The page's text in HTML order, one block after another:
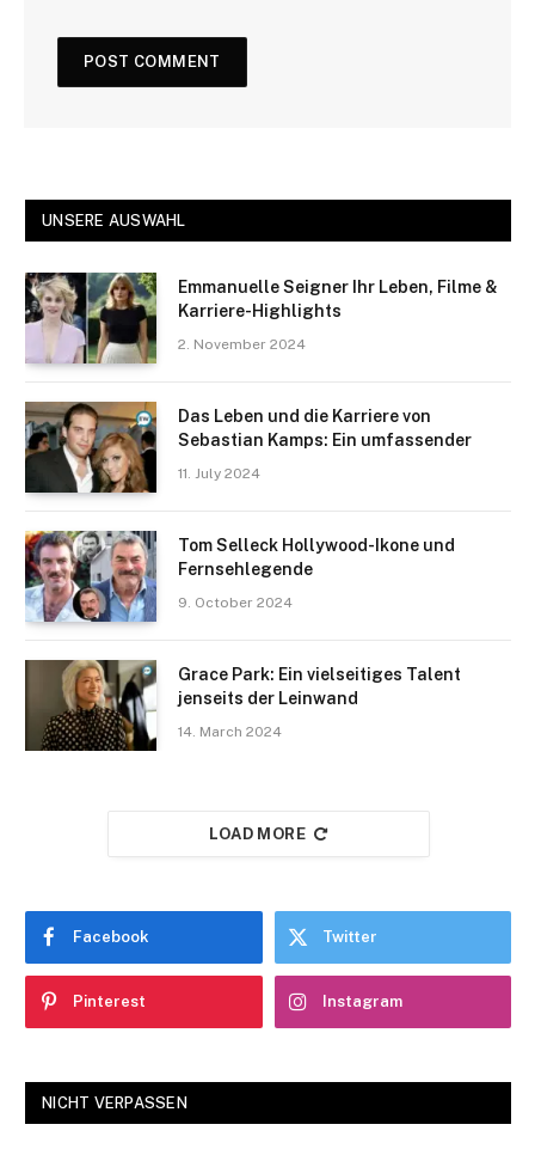
UNSERE AUSWAHL
Emmanuelle Seigner Ihr Leben, Filme &
Karriere-Highlights
2. November 2024
Das Leben und die Karriere von
Sebastian Kamps: Ein umfassender
11. July 2024
Tom Selleck Hollywood-Ikone und
Fernsehlegende
9. October 2024
Grace Park: Ein vielseitiges Talent
jenseits der Leinwand
14. March 2024
LOAD MORE
Facebook Twitter
Pinterest Instagram
NICHT VERPASSEN